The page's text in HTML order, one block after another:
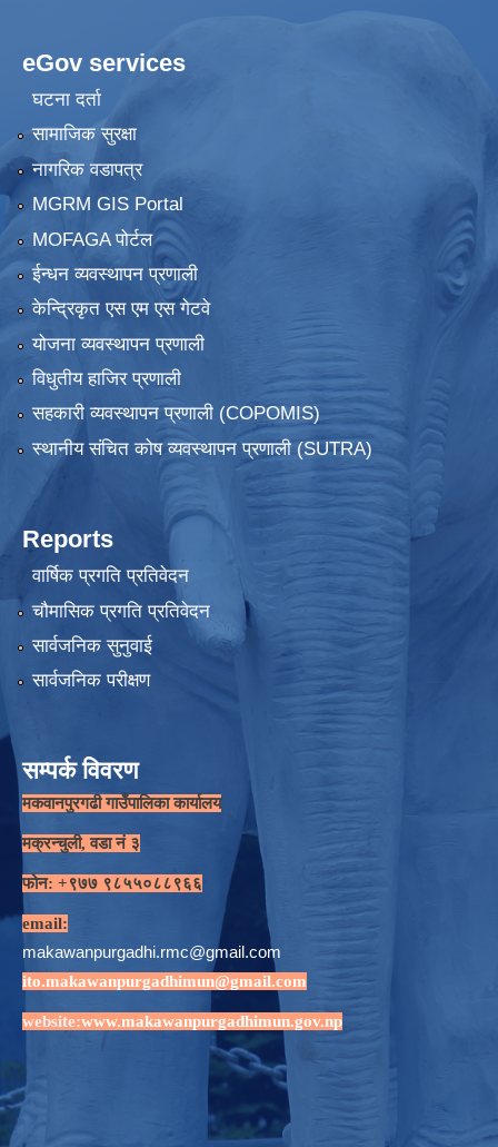
eGov services
घटना दर्ता
सामाजिक सुरक्षा
नागरिक वडापत्र
MGRM GIS Portal
MOFAGA पोर्टल
ईन्धन व्यवस्थापन प्रणाली
केन्द्रिकृत एस एम एस गेटवे
योजना व्यवस्थापन प्रणाली
विधुतीय हाजिर प्रणाली
सहकारी व्यवस्थापन प्रणाली (COPOMIS)
स्थानीय संचित कोष व्यवस्थापन प्रणाली (SUTRA)
Reports
वार्षिक प्रगति प्रतिवेदन
चौमासिक प्रगति प्रतिवेदन
सार्वजनिक सुनुवाई
सार्वजनिक परीक्षण
सम्पर्क विवरण
मकवानपुरगढी गाउँपालिका कार्यालय
मक्रन्चुली, वडा नं ३
फोन: +९७७ ९८५५०८८९६६
email:
makawanpurgadhi.rmc@gmail.com
ito.makawanpurgadhimun@gmail.com
website:www.makawanpurgadhimun.gov.np